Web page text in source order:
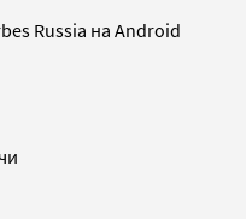
Russia на Android